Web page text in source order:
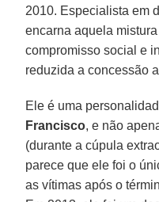
2010. Especialista em
encarna aquela
compromisso social e
reduzida a concessão
Ele é uma
Francisco, e não
(durante a cúpula
parece que ele foi o
as vítimas após o